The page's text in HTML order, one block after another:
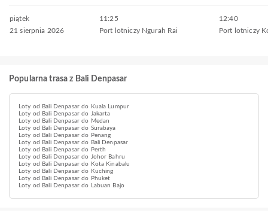
piątek
21 sierpnia 2026
11:25
Port lotniczy Ngurah Rai
12:40
Port lotniczy
Popularna trasa z Bali Denpasar
Loty od Bali Denpasar do Kuala Lumpur
Loty od Bali Denpasar do Jakarta
Loty od Bali Denpasar do Medan
Loty od Bali Denpasar do Surabaya
Loty od Bali Denpasar do Penang
Loty od Bali Denpasar do Bali Denpasar
Loty od Bali Denpasar do Perth
Loty od Bali Denpasar do Johor Bahru
Loty od Bali Denpasar do Kota Kinabalu
Loty od Bali Denpasar do Kuching
Loty od Bali Denpasar do Phuket
Loty od Bali Denpasar do Labuan Bajo